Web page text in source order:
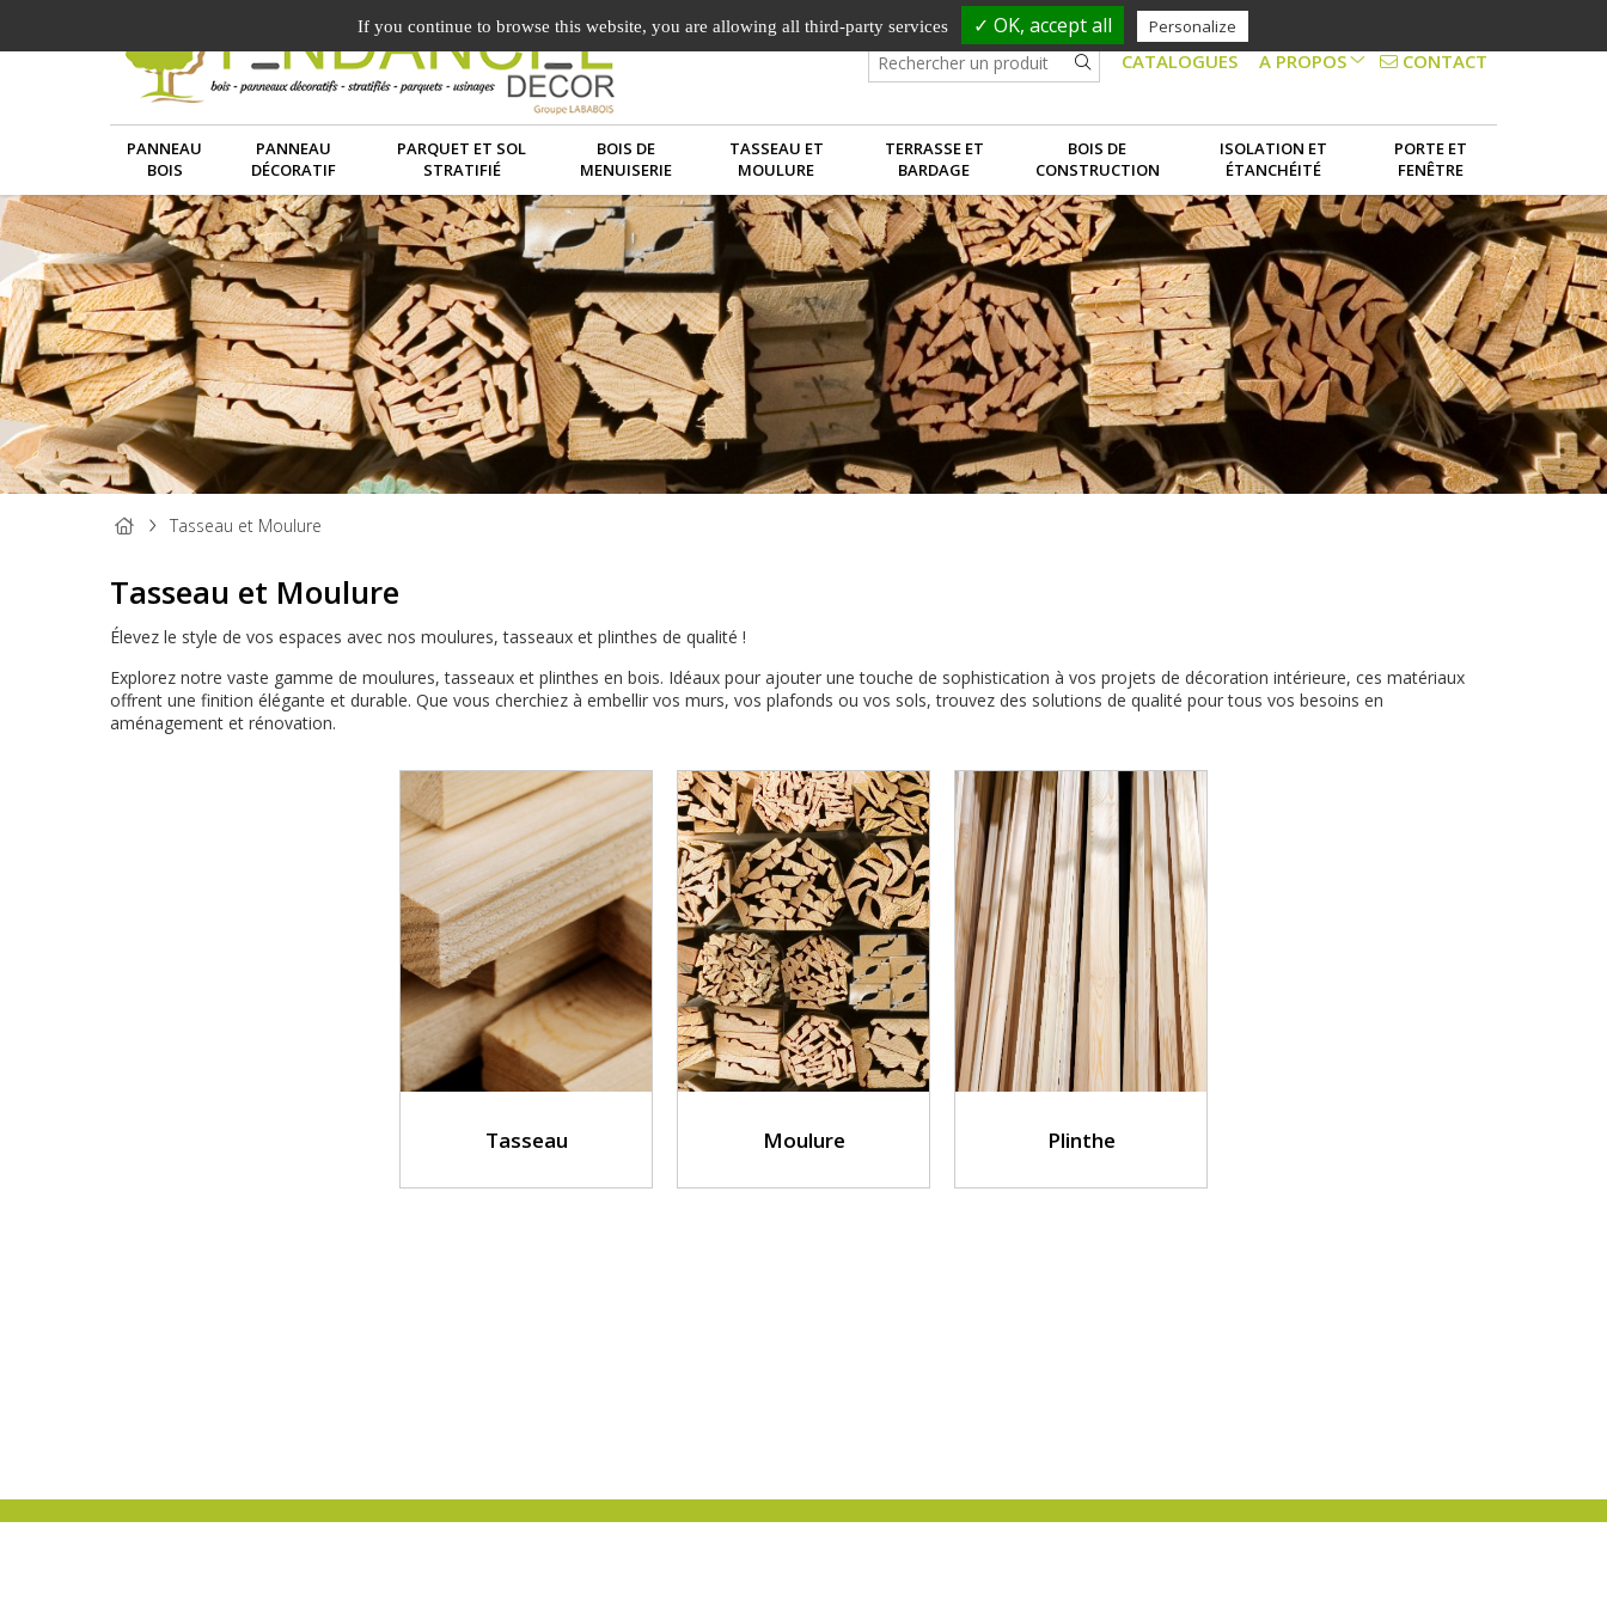
CATALOGUES A PROPOS
NOS SERVICES
LE GROUPE
CONTACT
PANNEAU
BOIS
PANNEAU
DÉCORATIF
PARQUET ET SOL
STRATIFIÉ
BOIS DE
MENUISERIE
TASSEAU ET
MOULURE
TERRASSE ET
BARDAGE
BOIS DE
CONSTRUCTION
ISOLATION ET
ÉTANCHÉITÉ
PORTE ET
FENÊTRE
Tasseau et Moulure
Tasseau et Moulure
Élevez le style de vos espaces avec nos moulures, tasseaux et plinthes de qualité !
Explorez notre vaste gamme de moulures, tasseaux et plinthes en bois. Idéaux pour ajouter une touche de sophistication à vos projets de décoration intérieure, ces matériaux
offrent une finition élégante et durable. Que vous cherchiez à embellir vos murs, vos plafonds ou vos sols, trouvez des solutions de qualité pour tous vos besoins en
aménagement et rénovation.
Tasseau Moulure Plinthe
If you continue to browse this website, you are allowing all third-party services ✓ OK, accept all Personalize